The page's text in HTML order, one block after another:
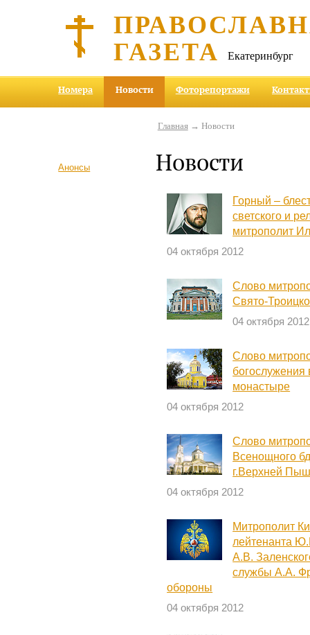
ГАЗЕТА Екатеринбург
Номера Новости Фоторепортажи
Анонсы
Главная→ Новости
Новости
Горный –
светского и
митрополит
04 октября 2012
Слово
Свято-
04 октября 2012
Слово
богослужения
монастыре
04 октября 2012
Слово
Всенощного
г.Верхней
04 октября 2012
Митрополит
лейтенанта
А.В.
службы А.А.
обороны
04 октября 2012